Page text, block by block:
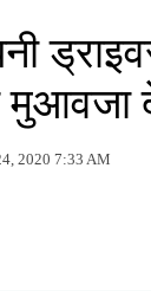
मुआवजा
2020 7:33 AM